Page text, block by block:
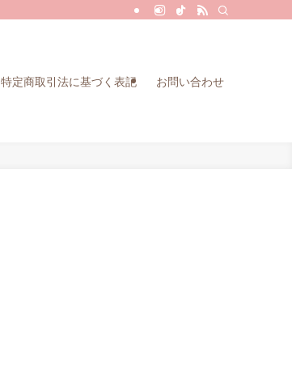
特定商取引法に基づく表記 お問い合わせ